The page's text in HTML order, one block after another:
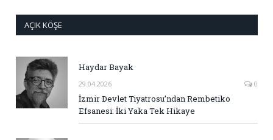
AÇIK KÖŞE
Haydar Bayak
29.04.2026 0
İzmir Devlet Tiyatrosu’ndan Rembetiko
Efsanesi: İki Yaka Tek Hikaye